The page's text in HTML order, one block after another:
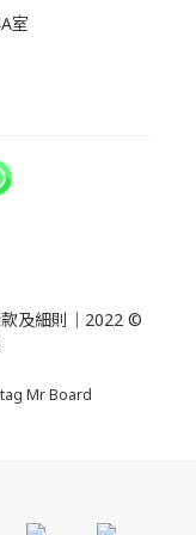
室
及細則 ｜2022 ©
Mr Board